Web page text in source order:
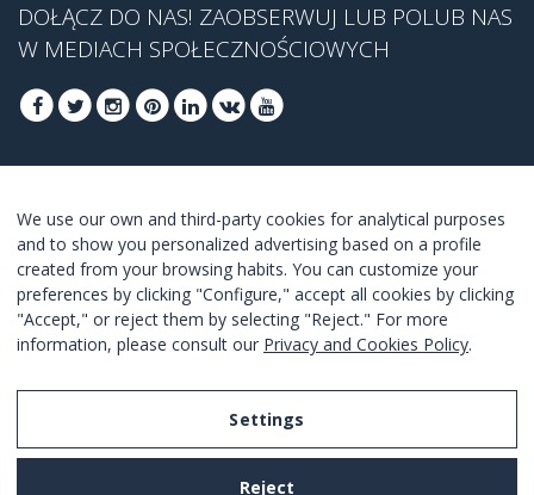
DOŁĄCZ DO NAS! ZAOBSERWUJ LUB POLUB NAS
W MEDIACH SPOŁECZNOŚCIOWYCH
OFERTĘ
DOŁĄCZ
Akceptujęwarunki korzystania z usługi.
We use our own and third-party cookies for analytical purposes
and to show you personalized advertising based on a profile
created from your browsing habits. You can customize your
preferences by clicking "Configure," accept all cookies by clicking
"Accept," or reject them by selecting "Reject." For more
information, please consult our Privacy and Cookies Policy.
Settings
Reject
Legal Notice